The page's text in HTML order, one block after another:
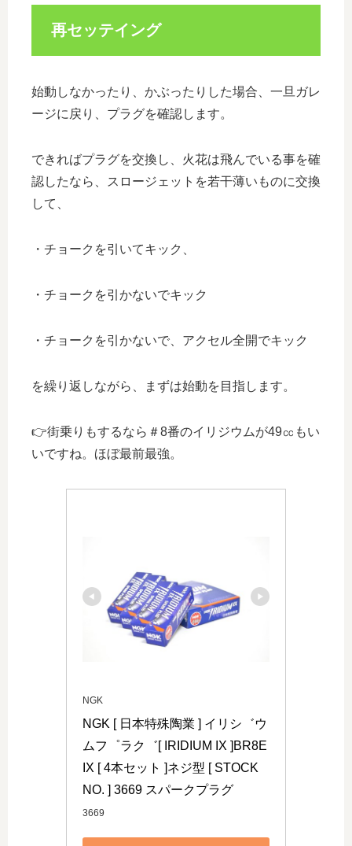
再セッテイング
始動しなかったり、かぶったりした場合、一旦ガレ
ージに戻り、プラグを確認します。
できればプラグを交換し、火花は飛んでいる事を確
認したなら、スロージェットを若干薄いものに交換
して、
・チョークを引いてキック、
・チョークを引かないでキック
・チョークを引かないで、アクセル全開でキック
を繰り返しながら、まずは始動を目指します。
👉街乗りもするなら＃8番のイリジウムが49㏄もい
いですね。ほぼ最前最強。
NGK
NGK [ 日本特殊陶業 ] イリシ゛ウ
ムフ゜ラク゛[ IRIDIUM IX ]BR8E
IX [ 4本セット ]ネジ型 [ STOCK
NO. ] 3669 スパークプラグ
3669